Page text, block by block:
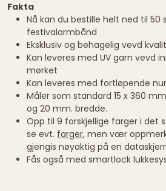
Fakta
Nå kan du bestille helt ned til 50
festivalarmbånd
Eksklusiv og behagelig vevd
Kan leveres med UV garn vevd
mørket
Kan leveres med fortløpende
Måler som standard 15 x 360
og 20 mm. bredde.
Opp til 9 forskjellige farger i det
se evt. farger, men vær
gjengis nøyaktig på en
Fås også med smartlock